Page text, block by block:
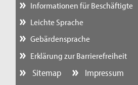
Informationen für Beschäftigte
Leichte Sprache
Gebärdensprache
Erklärung zur Barrierefreiheit
Sitemap Impressum